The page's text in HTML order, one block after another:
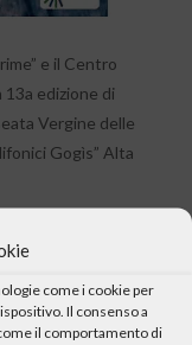
come i cookie per
Il consenso a
il comportamento di
e il Centro
edizione di
Vergine delle
Gogìs” Alta